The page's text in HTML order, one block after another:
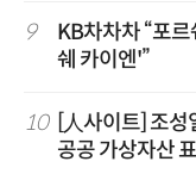
9
KB차차차 “포
쉐 카이엔'”
10
[人사이트] 조
공공 가상자산